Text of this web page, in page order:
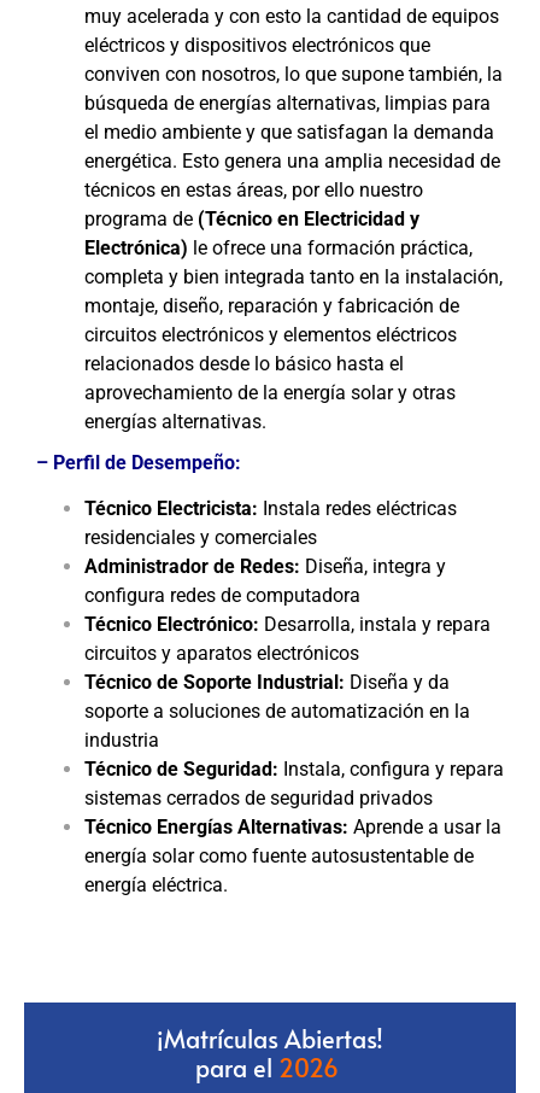
muy acelerada y con esto la cantidad de equipos
eléctricos y dispositivos electrónicos que
conviven con nosotros, lo que supone también, la
búsqueda de energías alternativas, limpias para
el medio ambiente y que satisfagan la demanda
energética. Esto genera una amplia necesidad de
técnicos en estas áreas, por ello nuestro
programa de (Técnico en Electricidad y
Electrónica) le ofrece una formación práctica,
completa y bien integrada tanto en la instalación,
montaje, diseño, reparación y fabricación de
circuitos electrónicos y elementos eléctricos
relacionados desde lo básico hasta el
aprovechamiento de la energía solar y otras
energías alternativas.
– Perfil de Desempeño:
Técnico Electricista: Instala redes eléctricas
residenciales y comerciales
Administrador de Redes: Diseña, integra y
configura redes de computadora
Técnico Electrónico: Desarrolla, instala y repara
circuitos y aparatos electrónicos
Técnico de Soporte Industrial: Diseña y da
soporte a soluciones de automatización en la
industria
Técnico de Seguridad: Instala, configura y repara
sistemas cerrados de seguridad privados
Técnico Energías Alternativas: Aprende a usar la
energía solar como fuente autosustentable de
energía eléctrica.
¡Matrículas Abiertas!
para el 2026